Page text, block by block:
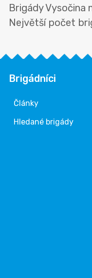
Brigády
Největší počet
Brigádníci
Články
Hledané brigády